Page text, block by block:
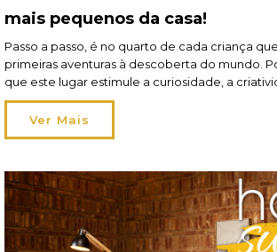
mais pequenos da casa!
Passo a passo, é no quarto de cada criança
primeiras aventuras à descoberta do mundo.
que este lugar estimule a curiosidade, a
aprendizagem autónoma: e, aí, entram os
ganharam muita popularidade nos últimos
tenha ouvido falar: o […]
Ver Mais